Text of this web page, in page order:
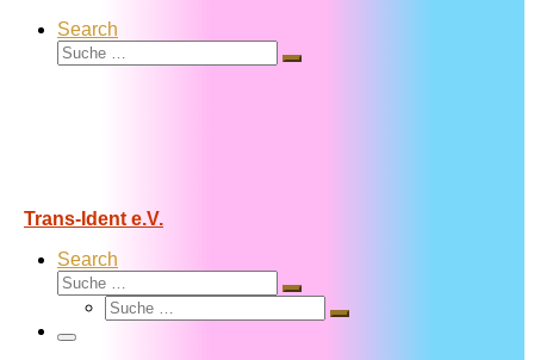
Search
Suche
Suche
Trans-Ident e.V.
Search
Suche
Suche
Suche
Suche
Menü